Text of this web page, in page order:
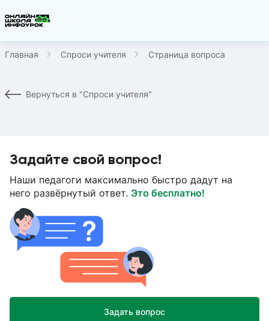
Главная Спроси учителя Страница вопроса
Вернуться в "Спроси учителя"
Задайте свой вопрос!
Наши педагоги максимально быстро дадут на
него развёрнутый ответ. Это бесплатно!
Задать вопрос